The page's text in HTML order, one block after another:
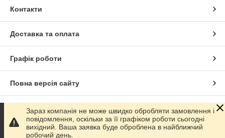
Контакти
Доставка та оплата
Графік роботи
Повна версія сайту
Сайт створено на маркетплейсі Prom.ua
Політика конфіденційності
Зараз компанія не може швидко обробляти замовлення і
повідомлення, оскільки за її графіком роботи сьогодні
вихідний. Ваша заявка буде оброблена в найближчий
робочий день.